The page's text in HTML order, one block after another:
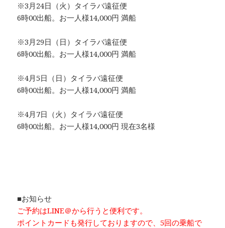
※3月24日（火）タイラバ遠征便
6時00出船。お一人様14,000円 満船
※3月29日（日）タイラバ遠征便
6時00出船。お一人様14,000円 満船
※4月5日（日）タイラバ遠征便
6時00出船。お一人様14,000円 満船
※4月7日（火）タイラバ遠征便
6時00出船。お一人様14,000円 現在3名様
■お知らせ
ご予約はLINE＠から行うと便利です。
ポイントカードも発行しておりますので、5回の乗船で